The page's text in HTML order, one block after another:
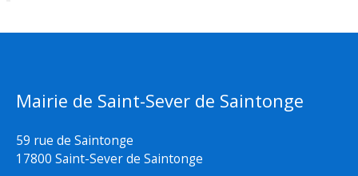
Mairie de Saint-Sever de Saintonge
59 rue de Saintonge
17800 Saint-Sever de Saintonge